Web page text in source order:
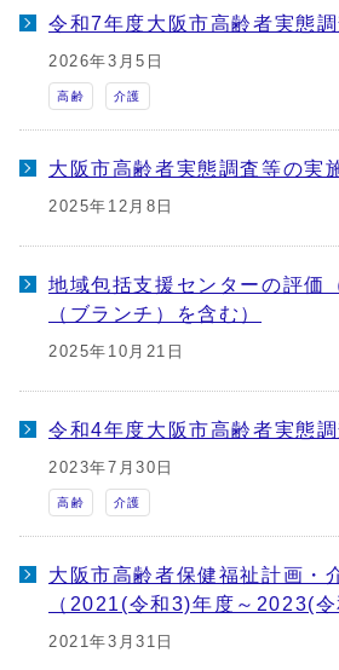
令和7年度大阪市高齢者実態
2026年3月5日
高齢 介護
大阪市高齢者実態調査等の実
2025年12月8日
地域包括支援センターの評価
（ブランチ）を含む）
2025年10月21日
令和4年度大阪市高齢者実態
2023年7月30日
高齢 介護
大阪市高齢者保健福祉計画・
（2021(令和3)年度～2023(令
2021年3月31日